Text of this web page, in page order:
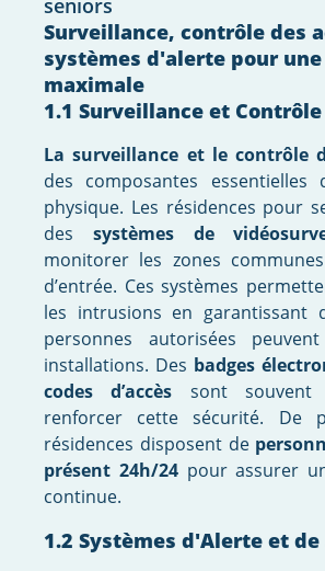
seniors
Surveillance, contrôle des
systèmes d'alerte pour
maximale
1.1 Surveillance et Contrôle
La surveillance et le contrôle
des composantes
physique. Les résidences pour
des systèmes de
monitorer les zones
d’entrée. Ces systèmes
les intrusions en garantissant
personnes autorisées
installations. Des badges
codes d’accès sont
renforcer cette sécurité. De
résidences disposent de
présent 24h/24 pour assurer
continue.
1.2 Systèmes d'Alerte et de